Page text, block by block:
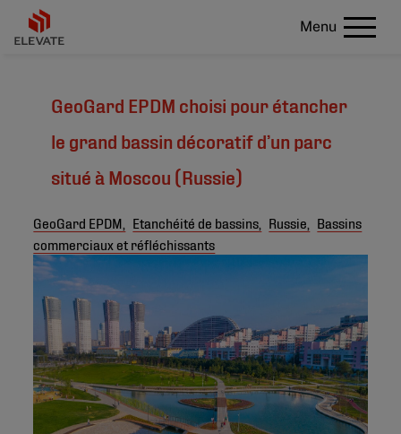
Menu
GeoGard EPDM choisi pour étancher
le grand bassin décoratif d’un parc
situé à Moscou (Russie)
GeoGard EPDM, Etanchéité de bassins, Russie,
Bassins
commerciaux et réfléchissants